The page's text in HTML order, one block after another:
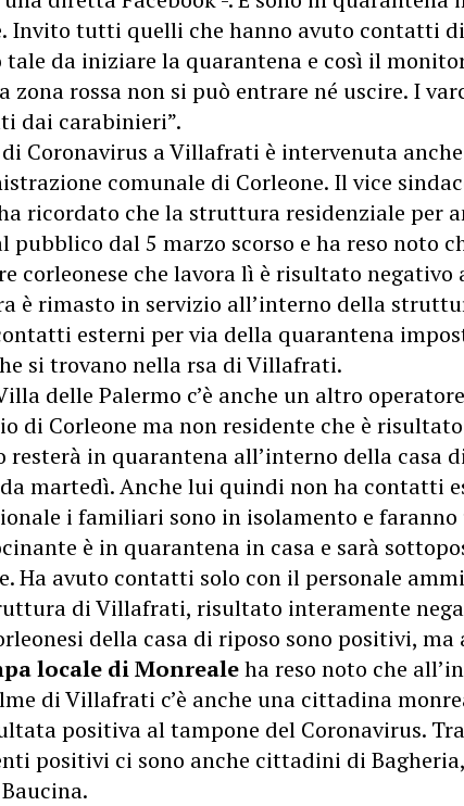
Invito tutti quelli che hanno avuto contatti
tale da iniziare la quarantena e così il
zona rossa non si può entrare né uscire. I
dai carabinieri”.
di Coronavirus a Villafrati è intervenuta anche
comunale di Corleone. Il vice
ricordato che la struttura residenziale per
pubblico dal 5 marzo scorso e ha reso noto
corleonese che lavora lì è risultato negativo
è rimasto in servizio all’interno della
esterni per via della quarantena
si trovano nella rsa di Villafrati.
delle Palermo c’è anche un altro
di Corleone ma non residente che è
resterà in quarantena all’interno della casa
martedì. Anche lui quindi non ha contatti
i familiari sono in isolamento e faranno
è in quarantena in casa e sarà
Ha avuto contatti solo con il personale
di Villafrati, risultato interamente
della casa di riposo sono positivi,
locale di Monrealeha reso noto che
di Villafrati c’è anche una cittadina
positiva al tampone del Coronavirus.
positivi ci sono anche cittadini di